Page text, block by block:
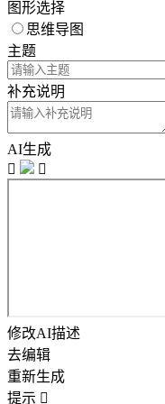
图形选择
思维导图
主题
补充说明
AI生成


修改AI描述
去编辑
重新生成
提示 